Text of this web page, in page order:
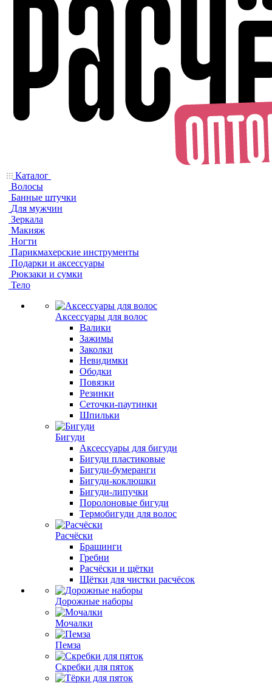
Каталог
Волосы
Банные штучки
Для мужчин
Зеркала
Макияж
Ногти
Парикмахерские инструменты
Подарки и аксессуары
Рюкзаки и сумки
Тело
Аксессуары для волос
Валики
Зажимы
Заколки
Невидимки
Ободки
Повязки
Резинки
Сеточки-паутинки
Шпильки
Бигуди
Аксессуары для бигуди
Бигуди пластиковые
Бигуди-бумеранги
Бигуди-коклюшки
Бигуди-липучки
Поролоновые бигуди
Термобигуди для волос
Расчёски
Брашинги
Гребни
Расчёски и щётки
Щётки для чистки расчёсок
Дорожные наборы
Мочалки
Пемза
Скребки для пяток